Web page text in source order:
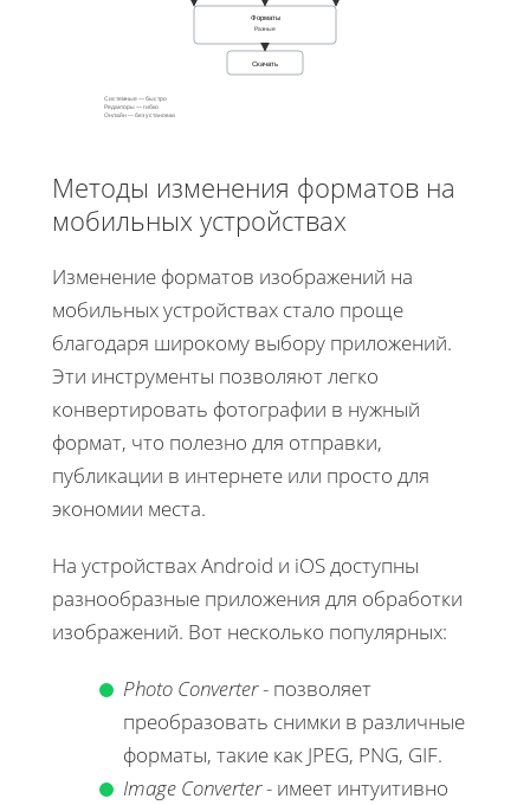
Форматы
Разные
Скачать
Системные — быстро
Редакторы — гибко
Онлайн — без установки
Методы изменения форматов на
мобильных устройствах
Изменение форматов изображений на
мобильных устройствах стало проще
благодаря широкому выбору приложений.
Эти инструменты позволяют легко
конвертировать фотографии в нужный
формат, что полезно для отправки,
публикации в интернете или просто для
экономии места.
На устройствах Android и iOS доступны
разнообразные приложения для обработки
изображений. Вот несколько популярных:
Photo Converter- позволяет
преобразовать снимки в различные
форматы, такие как JPEG, PNG, GIF.
Image Converter- имеет интуитивно